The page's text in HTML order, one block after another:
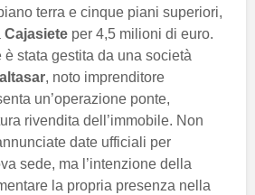
terra e cinque piani superiori,
Cajasiete per 4,5 milioni di euro.
stata gestita da una società
, noto imprenditore
un’operazione ponte,
rivendita dell’immobile. Non
date ufficiali per
sede, ma l’intenzione della
la propria presenza nella